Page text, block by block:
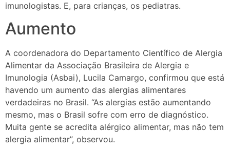
imunologistas. E, para crianças, os pediatras.
Aumento
A coordenadora do Departamento Científico de Alergia
Alimentar da Associação Brasileira de Alergia e
Imunologia (Asbai), Lucila Camargo, confirmou que está
havendo um aumento das alergias alimentares
verdadeiras no Brasil. “As alergias estão aumentando
mesmo, mas o Brasil sofre com erro de diagnóstico.
Muita gente se acredita alérgico alimentar, mas não tem
alergia alimentar”, observou.